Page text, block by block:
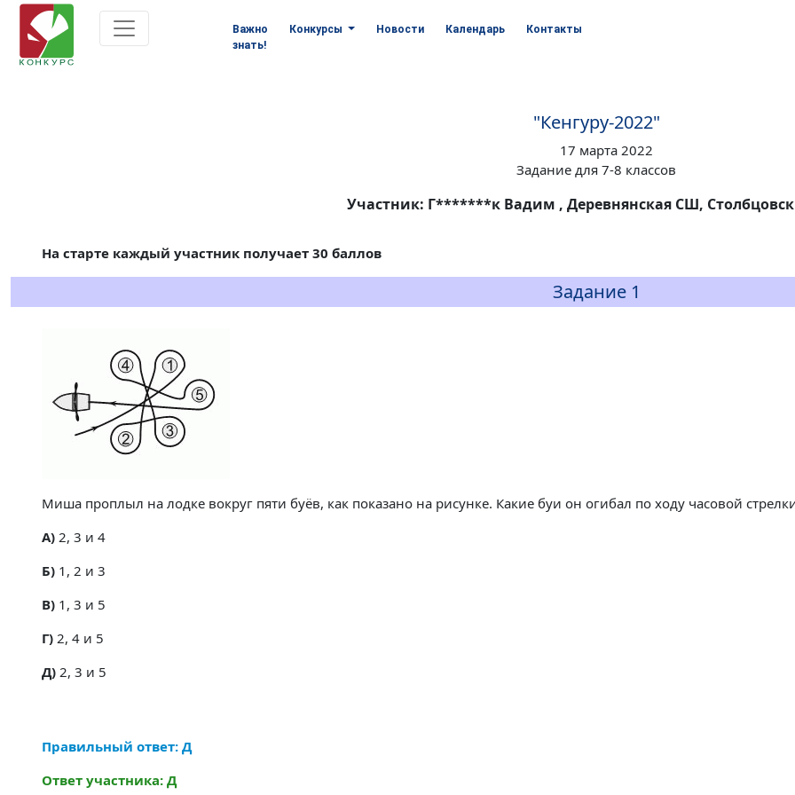
Важно
знать!
Конкурсы Новости Календарь Контакты
"Кенгуру-2022"
17 марта 2022
Задание для 7-8 классов
Участник: Г*******к Вадим , Деревнянская СШ,
На старте каждый участник получает 30 баллов
Задание 1
Миша проплыл на лодке вокруг пяти буёв, как показано на рисунке. Какие буи он огибал по ходу часовой
A)2, 3 и 4
Б)1, 2 и 3
В)1, 3 и 5
Г)2, 4 и 5
Д)2, 3 и 5
Правильный ответ: Д
Ответ участника: Д